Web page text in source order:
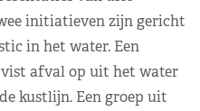
initiatieven zijn gericht
in het water. Een
afval op uit het water
kustlijn. Een groep uit